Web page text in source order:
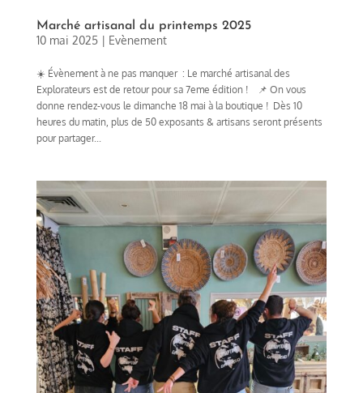
Marché artisanal du printemps 2025
10 mai 2025| Evènement
☀️ Évènement à ne pas manquer : Le marché artisanal des
Explorateurs est de retour pour sa 7eme édition ! 📌 On vous
donne rendez-vous le dimanche 18 mai à la boutique ! Dès 10
heures du matin, plus de 50 exposants & artisans seront présents
pour partager...